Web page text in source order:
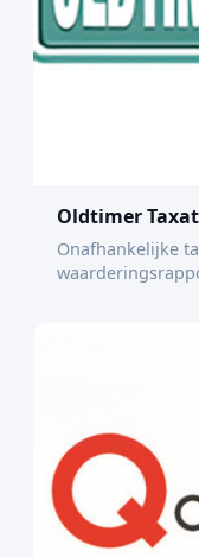
Oldtimer
Onafhankelijke